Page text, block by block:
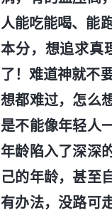
人能吃能喝、能
本分，想追求真
了！难道神就不
想都难过，怎么
是不能像年轻人
年龄陷入了深深
己的年龄，甚至
有办法，没路可